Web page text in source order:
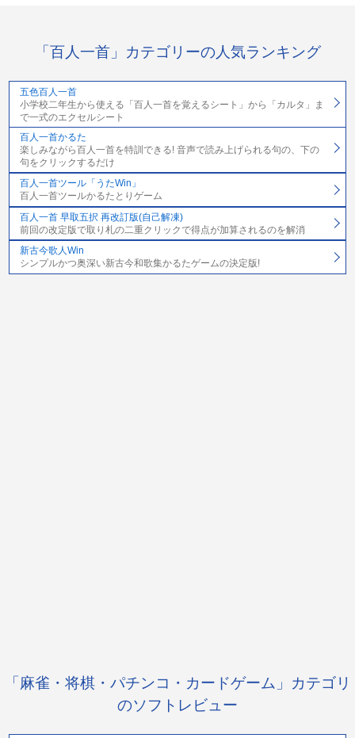
「百人一首」カテゴリーの人気ランキング
五色百人一首
小学校二年生から使える「百人一首を覚えるシート」から「カルタ」ま
で一式のエクセルシート
百人一首かるた
楽しみながら百人一首を特訓できる! 音声で読み上げられる句の、下の
句をクリックするだけ
百人一首ツール「うたWin」
百人一首ツールかるたとりゲーム
百人一首 早取五択 再改訂版(自己解凍)
前回の改定版で取り札の二重クリックで得点が加算されるのを解消
新古今歌人Win
シンプルかつ奥深い新古今和歌集かるたゲームの決定版!
「麻雀・将棋・パチンコ・カードゲーム」カテゴリ
のソフトレビュー